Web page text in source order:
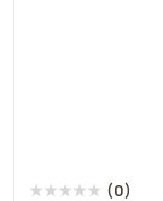
★★★★★ (0)